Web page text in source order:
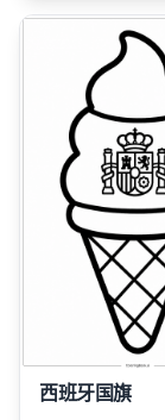
西班牙国旗